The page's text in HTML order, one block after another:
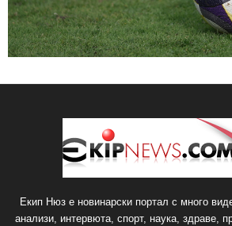
Екип Нюз е новинарски портал с много
анализи, интервюта, спорт, наука, здраве,